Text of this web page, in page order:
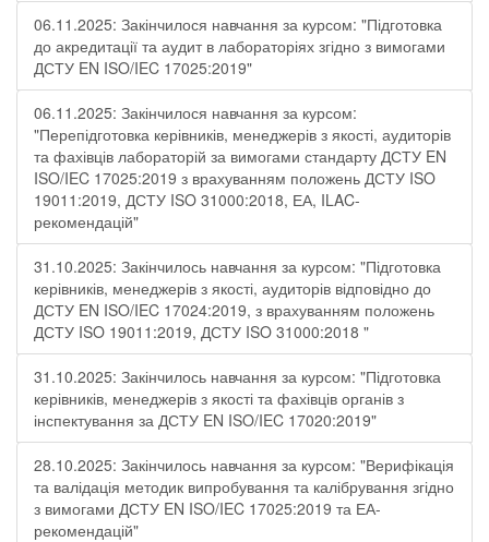
06.11.2025: Закінчилося навчання за курсом: "Підготовка
до акредитації та аудит в лабораторіях згідно з вимогами
ДСТУ EN ISO/IEC 17025:2019"
06.11.2025: Закінчилося навчання за курсом:
"Перепідготовка керівників, менеджерів з якості, аудиторів
та фахівців лабораторій за вимогами стандарту ДСТУ EN
ISO/IEC 17025:2019 з врахуванням положень ДСТУ ISO
19011:2019, ДСТУ ISO 31000:2018, ЕА, ILAC-
рекомендацій"
31.10.2025: Закінчилось навчання за курсом: "Підготовка
керівників, менеджерів з якості, аудиторів відповідно до
ДСТУ EN ISO/IEC 17024:2019, з врахуванням положень
ДСТУ ISO 19011:2019, ДСТУ ISO 31000:2018 "
31.10.2025: Закінчилось навчання за курсом: "Підготовка
керівників, менеджерів з якості та фахівців органів з
інспектування за ДСТУ EN ISO/IEC 17020:2019"
28.10.2025: Закінчилось навчання за курсом: "Верифікація
та валідація методик випробування та калібрування згідно
з вимогами ДСТУ EN ISO/IEC 17025:2019 та ЕА-
рекомендацій"